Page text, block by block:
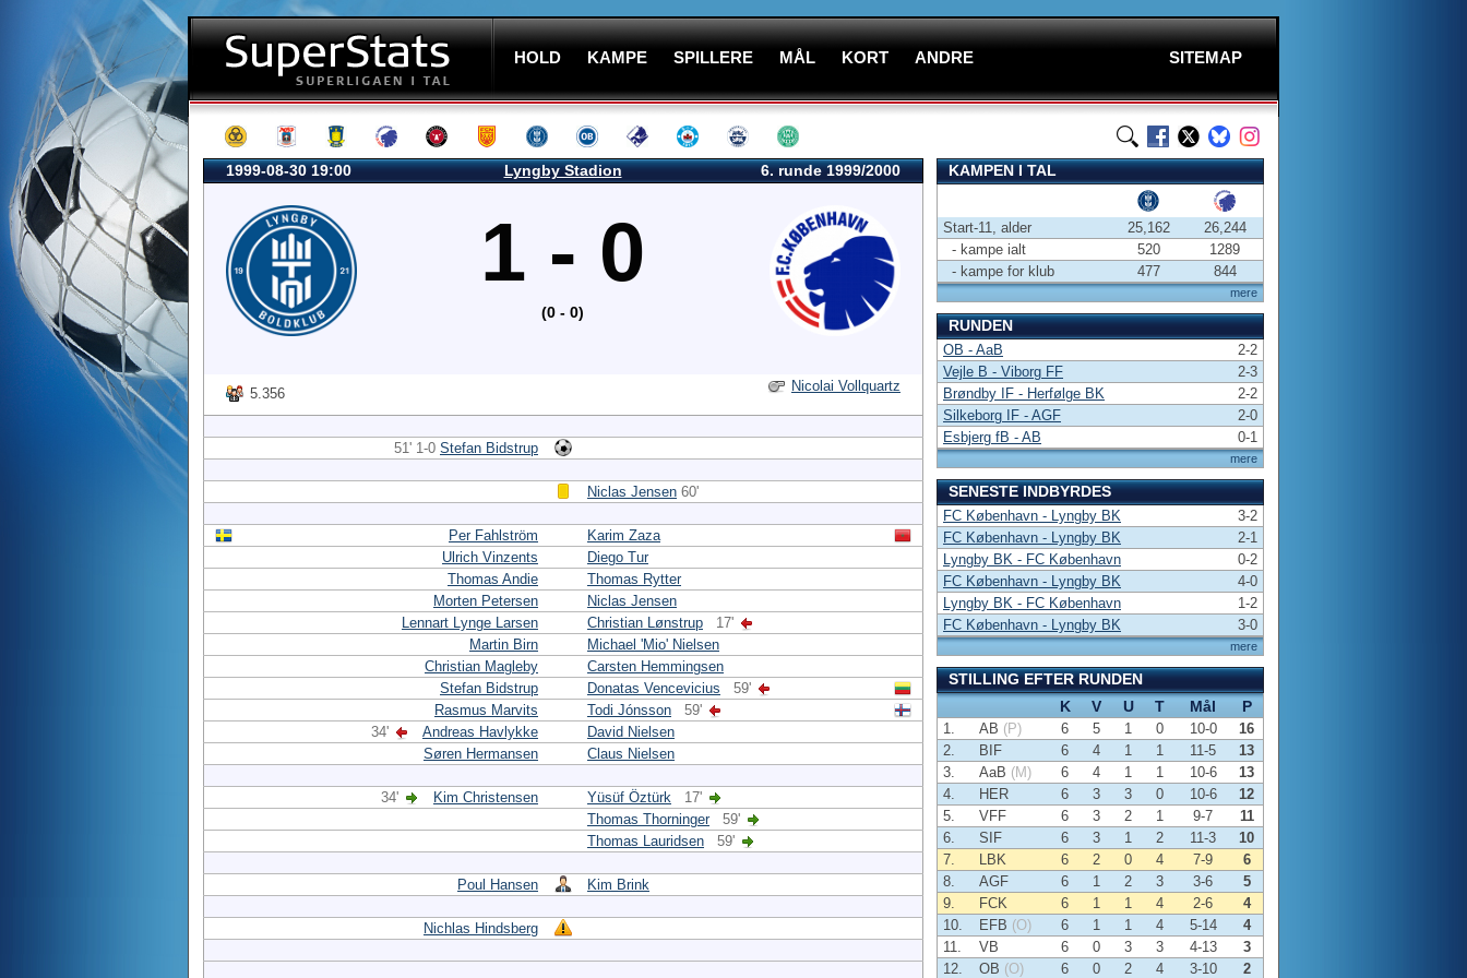
HOLD KAMPE SPILLERE MÅL KORT ANDRE SITEMAP
1999-08-30 19:00 Lyngby Stadion 6. runde 1999/2000
1 - 0
(0 - 0)
5.356 Nicolai Vollquartz
51' 1-0 Stefan Bidstrup
Niclas Jensen 60'
Per Fahlström
Karim Zaza
Ulrich Vinzents
Diego Tur
Thomas Andie
Thomas Rytter
Morten Petersen
Niclas Jensen
Lennart Lynge Larsen
Christian Lønstrup
17'
Martin Birn
Michael 'Mio' Nielsen
Christian Magleby
Carsten Hemmingsen
Stefan Bidstrup
Donatas Vencevicius
59'
Rasmus Marvits
Todi Jónsson
59'
34'
Andreas Havlykke
David Nielsen
Søren Hermansen
Claus Nielsen
34' Kim Christensen Yüsüf Öztürk
17'
Thomas Thorninger
59'
Thomas Lauridsen
59'
Poul Hansen Kim Brink
Nichlas Hindsberg
KAMPEN I TAL
mere
Start-11, alder 25,162
26,244
- kampe ialt
520
1289
- kampe for klub
477 844
RUNDEN
mere
OB - AaB
2-2
Vejle B - Viborg FF
2-3
Brøndby IF - Herfølge BK
2-2
Silkeborg IF - AGF
2-0
Esbjerg fB - AB
0-1
SENESTE INDBYRDES
mere
FC København - Lyngby BK
3-2
FC København - Lyngby BK
2-1
Lyngby BK - FC København
0-2
FC København - Lyngby BK
4-0
Lyngby BK - FC København
1-2
FC København - Lyngby BK
3-0
STILLING EFTER RUNDEN
K
V U T Mål P
1. AB (P) 6 5 1 0 10-0
16
2.
BIF 6 4 1 1 11-5
13
3.
AaB (M) 6 4 1 1 10-6
13
4.
HER 6 3 3 0 10-6
12
5.
VFF 6 3 2 1 9-7
11
6.
SIF 6 3 1 2 11-3
10
7.
LBK 6 2 0 4 7-9
6
8.
AGF 6 1 2 3 3-6
5
9.
FCK 6 1 1 4 2-6
4
10.
EFB (O) 6 1 1 4 5-14
4
11.
VB 6 0 3 3 4-13
3
12.
OB (O) 6 0 2 4 3-10 2